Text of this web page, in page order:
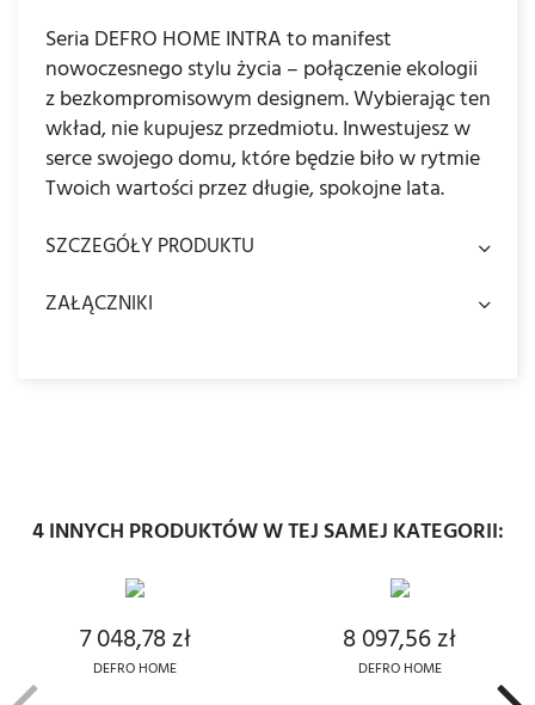
Seria DEFRO HOME INTRA to manifest
nowoczesnego stylu życia – połączenie ekologii
z bezkompromisowym designem. Wybierając ten
wkład, nie kupujesz przedmiotu. Inwestujesz w
serce swojego domu, które będzie biło w rytmie
Twoich wartości przez długie, spokojne lata.
SZCZEGÓŁY PRODUKTU
ZAŁĄCZNIKI
4 INNYCH PRODUKTÓW W TEJ SAMEJ KATEGORII:
Cena
7 048,78 zł
DEFRO HOME
Cena
8 097,56 zł
DEFRO HOME